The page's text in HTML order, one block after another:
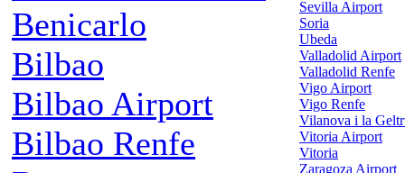
Benicarlo
Bilbao
Bilbao Airport
Bilbao Renfe
Sevilla Airport
Soria
Ubeda
Valladolid Airport
Valladolid Renfe
Vigo Airport
Vigo Renfe
Vilanova i la
Vitoria Airport
Vitoria
Zaragoza Airport